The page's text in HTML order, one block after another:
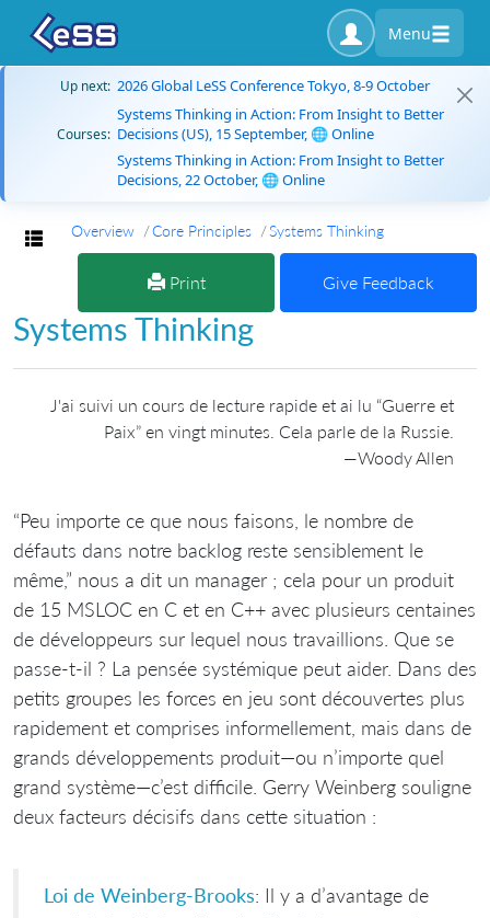
Menu
Up next: 2026 Global LeSS Conference Tokyo, 8-9 October
Courses:
Systems Thinking in Action: From Insight to Better
Decisions (US), 15 September, 🌐 Online
Systems Thinking in Action: From Insight to Better
Decisions, 22 October, 🌐 Online
Toggle navigation
Overview Core Principles Systems Thinking
Print Give Feedback
Systems Thinking
J'ai suivi un cours de lecture rapide et ai lu “Guerre et
Paix” en vingt minutes. Cela parle de la Russie.
—Woody Allen
“Peu importe ce que nous faisons, le nombre de
défauts dans notre backlog reste sensiblement le
même,” nous a dit un manager ; cela pour un produit
de 15 MSLOC en C et en C++ avec plusieurs centaines
de développeurs sur lequel nous travaillions. Que se
passe-t-il ? La pensée systémique peut aider. Dans des
petits groupes les forces en jeu sont découvertes plus
rapidement et comprises informellement, mais dans de
grands développements produit—ou n’importe quel
grand système—c’est difficile. Gerry Weinberg souligne
deux facteurs décisifs dans cette situation :
Loi de Weinberg-Brooks: Il y a d’avantage de